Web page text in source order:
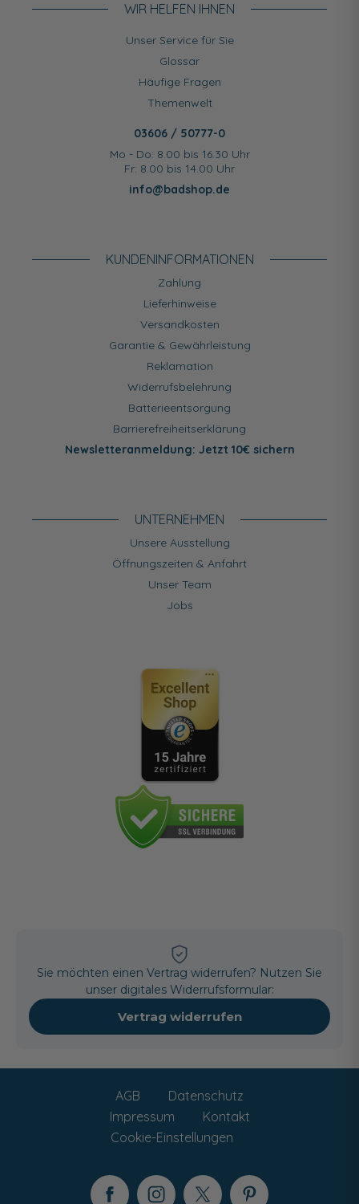
WIR HELFEN IHNEN
Unser Service für Sie
Glossar
Häufige Fragen
Themenwelt
03606 / 50777-0
Mo - Do: 8.00 bis 16.30 Uhr
Fr: 8.00 bis 14.00 Uhr
info@badshop.de
KUNDEN­INFORMATIONEN
Zahlung
Lieferhinweise
Versandkosten
Garantie & Gewährleistung
Reklamation
Widerrufsbelehrung
Batterieentsorgung
Barrierefreiheitserklärung
Newsletteranmeldung: Jetzt 10€ sichern
UNTERNEHMEN
Unsere Ausstellung
Öffnungszeiten & Anfahrt
Unser Team
Jobs
Sie möchten einen Vertrag widerrufen? Nutzen Sie
unser digitales Widerrufsformular:
Vertrag widerrufen
AGB
Datenschutz
Impressum
Kontakt
Cookie-Einstellungen